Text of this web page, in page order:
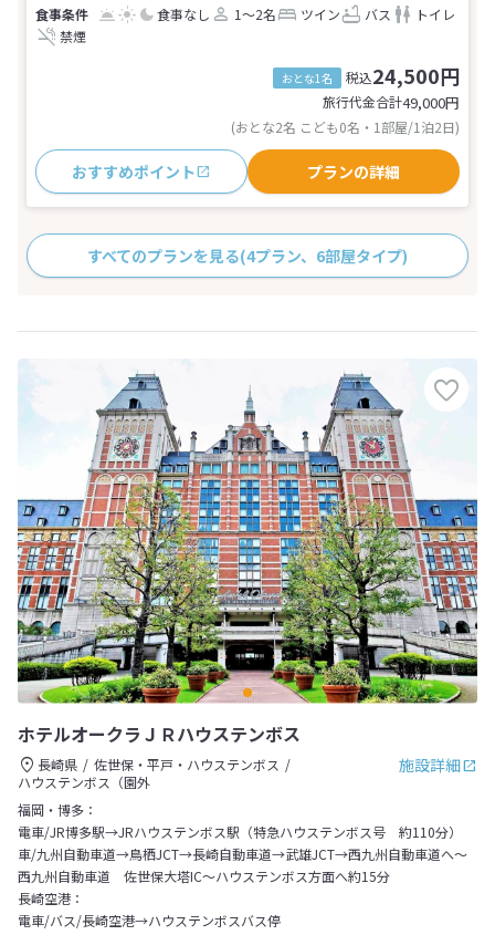
食事なし 1～2名 ツイン バス
トイレ
禁煙
おとな1名 税込24,500円
旅行代金合計49,000円
(おとな2名 こども0名・1部屋/1泊2日)
おすすめポイント プランの詳細
すべてのプランを見る(4プラン、6部屋タイプ)
ホテルオークラＪＲハウステンボス
施設詳細
長崎県
佐世保・平戸・ハウステンボス
ハウステンボス（園外
福岡・博多：
電車/JR博多駅→JRハウステンボス駅（特急ハウステンボス号 約110分）
車/九州自動車道→鳥栖JCT→長崎自動車道→武雄JCT→西九州自動車道へ～
西九州自動車道 佐世保大塔IC～ハウステンボス方面へ約15分
長崎空港：
電車/バス/長崎空港→ハウステンボスバス停